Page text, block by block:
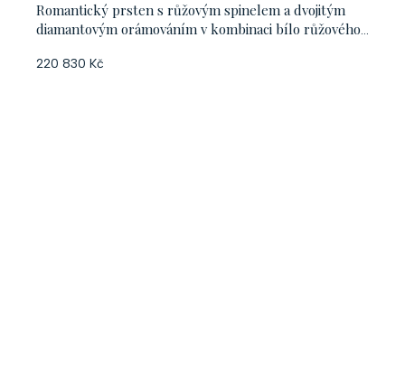
Romantický prsten s růžovým spinelem a dvojitým
diamantovým orámováním v kombinaci bílo růžového
220 830 Kč